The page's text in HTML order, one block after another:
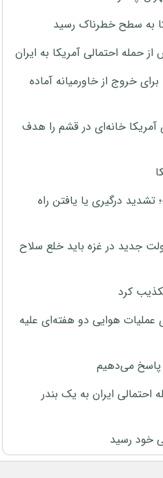
به سطح خطرناک رسید
حمله احتمالی آمریکا به ایران
خروج از خاورمیانه آماده
بمب ۲۰۰۰ پوندی آمریکا خانه‌ای در قشم را هدف
درگیری یا یافتن راه
جدید در غزه باید خلع سلاح
کرد
عملیات هوایی دو هفته‌ای علیه
پاسخ می‌دهیم
احتمالی ایران به یک بندر
خود رسید